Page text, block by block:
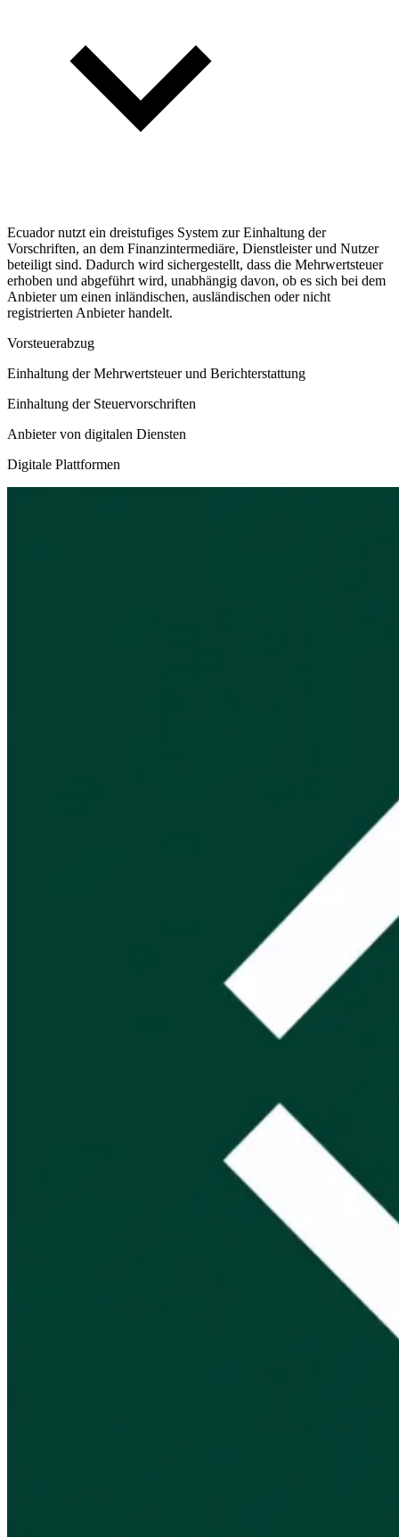
Ecuador nutzt ein dreistufiges System zur Einhaltung der
Vorschriften, an dem Finanzintermediäre, Dienstleister und Nutzer
beteiligt sind. Dadurch wird sichergestellt, dass die Mehrwertsteuer
erhoben und abgeführt wird, unabhängig davon, ob es sich bei dem
Anbieter um einen inländischen, ausländischen oder nicht
registrierten Anbieter handelt.
Vorsteuerabzug
Einhaltung der Mehrwertsteuer und Berichterstattung
Einhaltung der Steuervorschriften
Anbieter von digitalen Diensten
Digitale Plattformen